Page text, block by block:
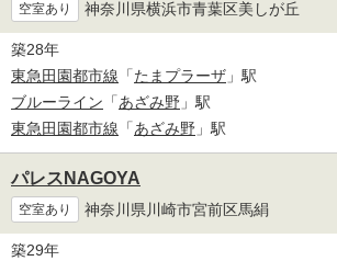
空室あり 神奈川県横浜市青葉区美しが丘
築28年
東急田園都市線 「たまプラーザ 」駅
ブルーライン 「あざみ野 」駅
東急田園都市線 「あざみ野 」駅
パレスNAGOYA
空室あり 神奈川県川崎市宮前区馬絹
築29年